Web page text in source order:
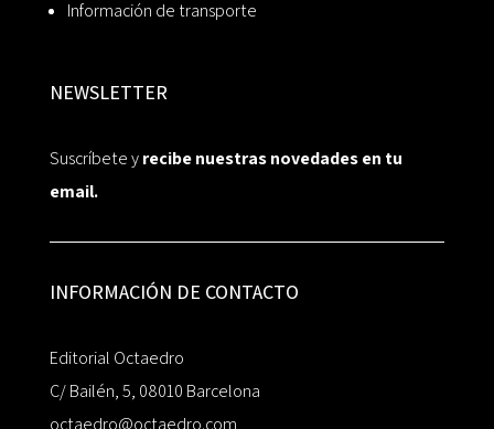
Información de transporte
NEWSLETTER
Suscríbete yrecibe nuestras novedades en tu
email.
INFORMACIÓN DE CONTACTO
Editorial Octaedro
C/ Bailén, 5, 08010 Barcelona
octaedro@octaedro.com